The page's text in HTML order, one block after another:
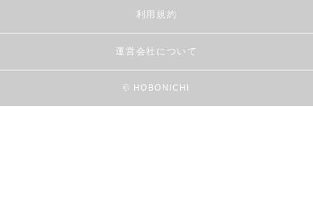
利用規約
運営会社について
© HOBONICHI